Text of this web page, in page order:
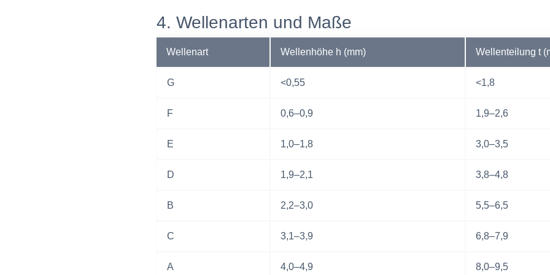
4. Wellenarten und Maße
Wellenart Wellenhöhe h (mm) Wellenteilung t
G <0,55 <1,8
F 0,6–0,9 1,9–2,6
E 1,0–1,8 3,0–3,5
D 1,9–2,1 3,8–4,8
B 2,2–3,0 5,5–6,5
C 3,1–3,9 6,8–7,9
A 4,0–4,9 8,0–9,5